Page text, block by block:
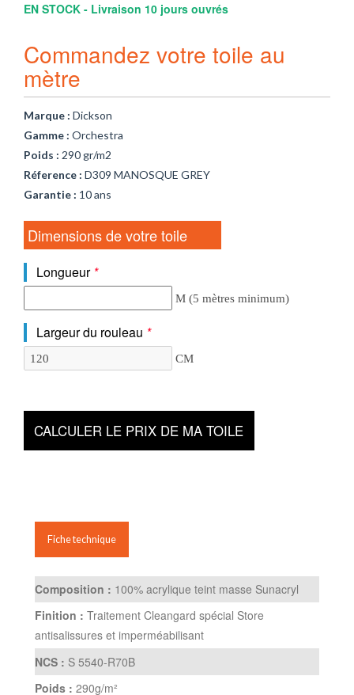
EN STOCK - Livraison 10 jours ouvrés
Commandez votre toile au
mètre
Marque : Dickson
Gamme : Orchestra
Poids : 290 gr/m2
Réference : D309 MANOSQUE GREY
Garantie : 10 ans
Dimensions de votre toile
Longueur *
M (5 mètres minimum)
Largeur du rouleau *
CM
CALCULER LE PRIX DE MA TOILE
Fiche technique
Composition : 100% acrylique teint masse Sunacryl
Finition : Traitement Cleangard spécial Store
antisalissures et imperméabilisant
NCS : S 5540-R70B
Poids : 290g/m²